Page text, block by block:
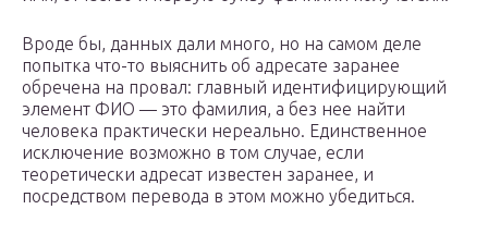
Вроде бы, данных дали много, но на самом деле
попытка что-то выяснить об адресате заранее
обречена на провал: главный идентифицирующий
элемент ФИО — это фамилия, а без нее найти
человека практически нереально. Единственное
исключение возможно в том случае, если
теоретически адресат известен заранее, и
посредством перевода в этом можно убедиться.